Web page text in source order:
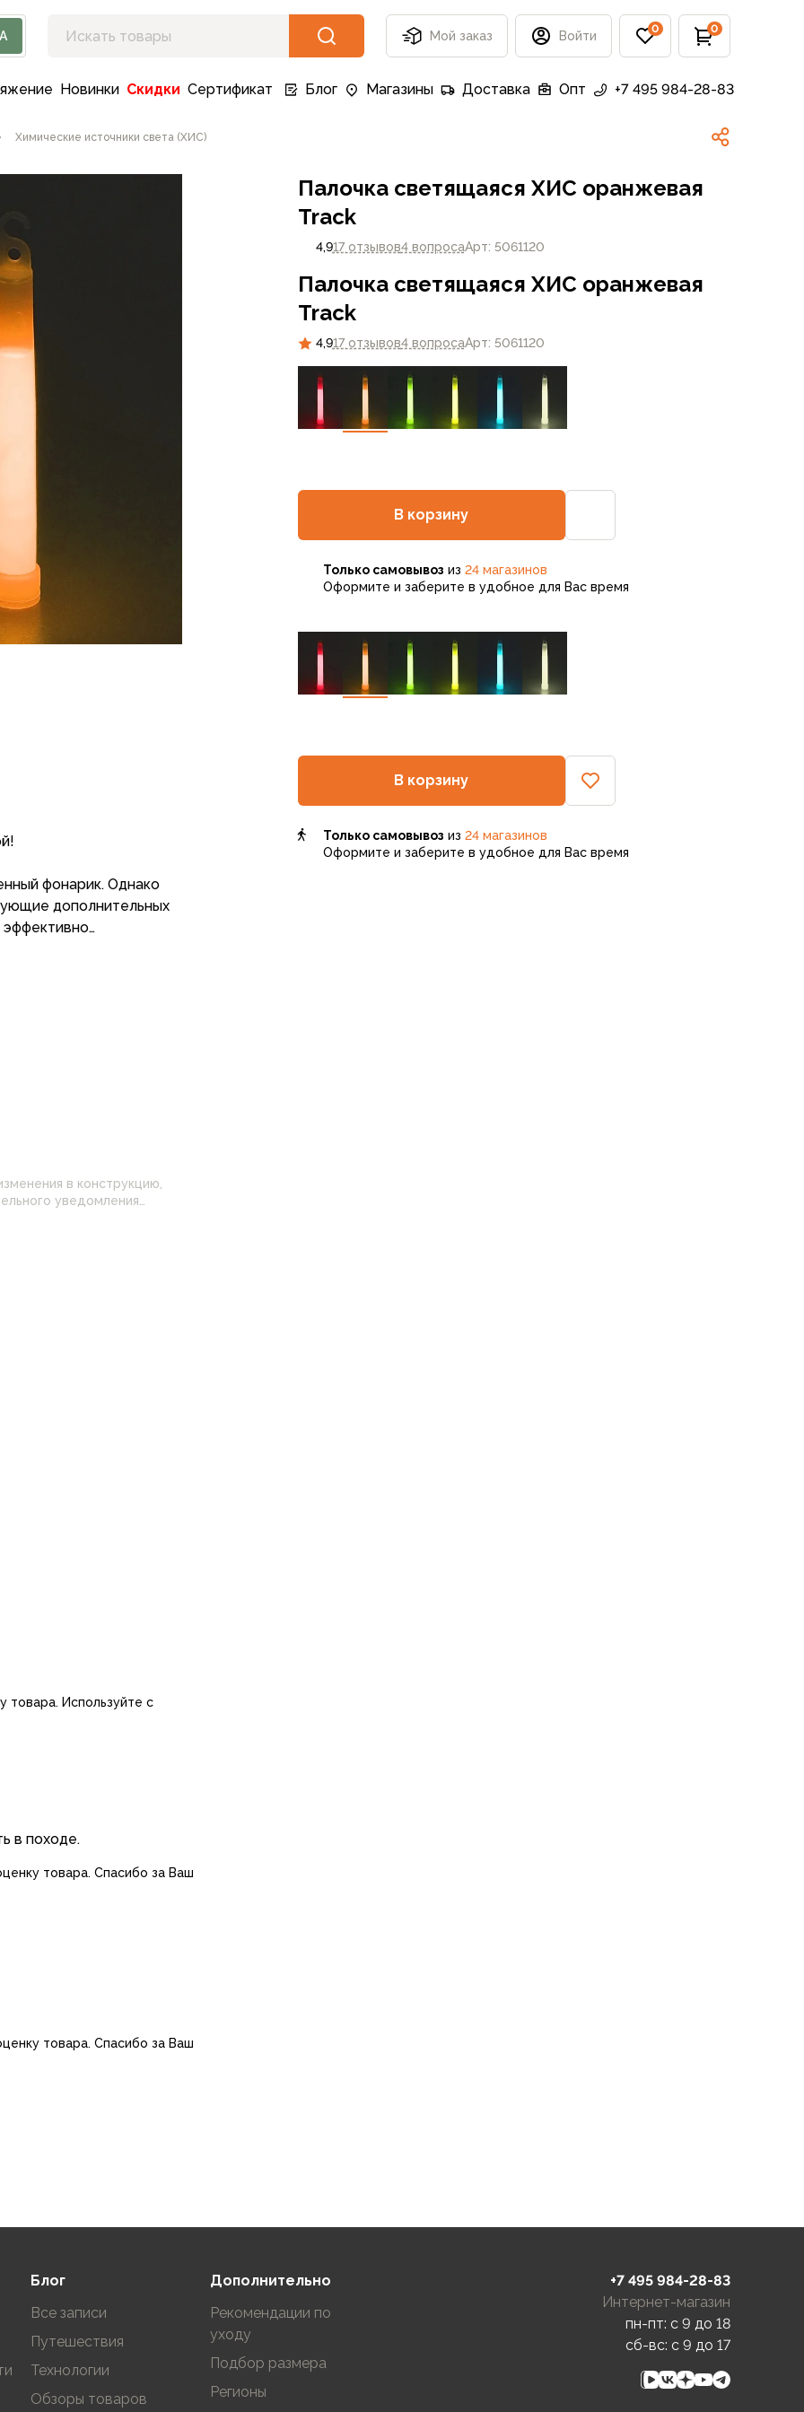
Мой заказ Войти 0 0
Новинки Скидки Сертификат Блог Магазины Доставка Опт +7 495 984-28-83
Химические источники света (ХИС)
фонарик. Однако
дополнительных
эффективно
для подсветки или
маячками при
стоянку, светить
окружающего
но тем и быстрее
в конструкцию,
товара. Используйте с
в походе.
товара. Спасибо за Ваш
товара. Спасибо за Ваш
Палочка светящаяся ХИС оранжевая
Track
В корзину
4,917 отзывов4 вопросаАрт: 5061120
Только самовывоз из 24 магазинов
Оформите и заберите в удобное для Вас время
Палочка светящаяся ХИС оранжевая
Track
В корзину
4,917 отзывов4 вопросаАрт: 5061120
Только самовывоз из 24 магазинов
Оформите и заберите в удобное для Вас время
Блог
Все записи
Путешествия
Технологии
Обзоры товаров
Дополнительно
Рекомендации по
уходу
Подбор размера
Регионы
+7 495 984-28-83
Интернет-магазин
пн-пт: c 9 до 18
сб-вс: c 9 до 17